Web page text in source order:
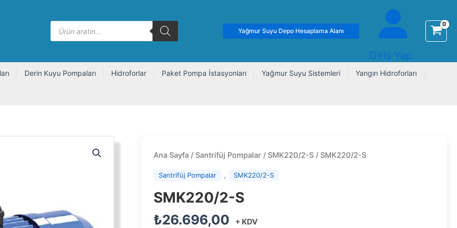
search
Yağmur Suyu Depo Hesaplama Alanı
Giriş Yap
Derin Kuyu Pompaları Hidroforlar Paket Pompa İstasyonları Yağmur Suyu Sistemleri Yangın Hidroforları
Ana Sayfa / Santrifüj Pompalar / SMK220/2-S / SMK220/2-S
Santrifüj Pompalar , SMK220/2-S
SMK220/2-S
₺26.696,00 + KDV